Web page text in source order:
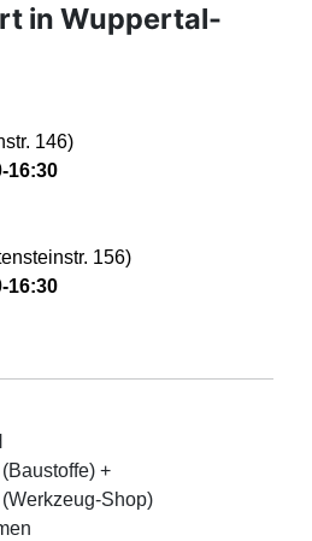
in Wuppertal-
146)
-16:30
156)
16:30
+
Shop)